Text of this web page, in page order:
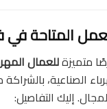
المتاحة في
متميزةللعمال
الصناعية،
إليك التفاصيل: